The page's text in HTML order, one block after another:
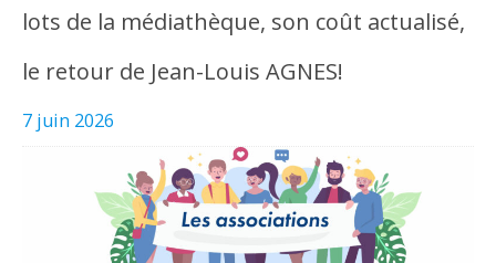
lots de la médiathèque, son coût actualisé,
le retour de Jean-Louis AGNES!
7 juin 2026